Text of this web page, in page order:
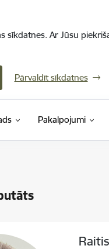
Ar Jūsu
Pārvaldīt sīkdatnes
Pakalpojumi